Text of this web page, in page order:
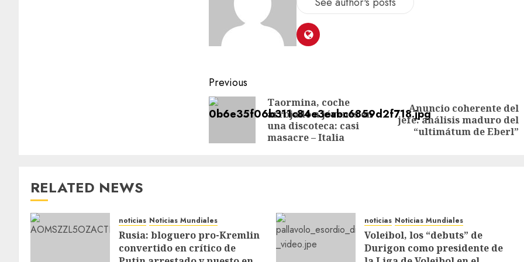
Previous
Taormina, coche
arrojado a jóvenes en
una discoteca: casi
masacre – Italia
Anuncio coherente del
jefe: análisis maduro del
“ultimátum de Eberl”
RELATED NEWS
noticias Noticias Mundiales
Rusia: bloguero pro-Kremlin
convertido en crítico de
noticias Noticias Mundiales
Voleibol, los “debuts” de
Durigon como presidente de